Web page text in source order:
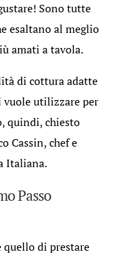
Sono tutte
esaltano al meglio
amati a tavola.
di cottura adatte
vuole utilizzare per
quindi, chiesto
Cassin, chef e
Italiana.
Passo
di prestare